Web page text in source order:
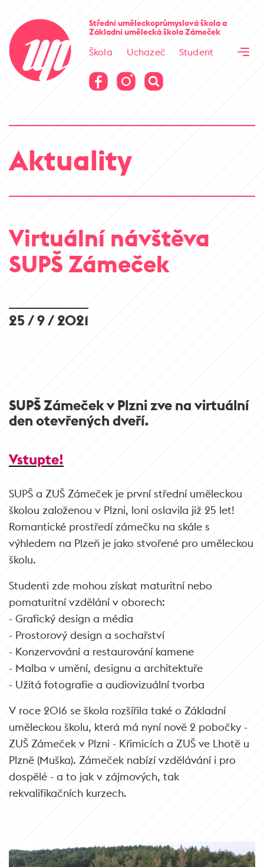
Střední uměleckoprůmyslová školaa
Základní umělecká školaZámeček
Škola Uchazeč
Student
Virtuální prohlídka
Virtuální prohlídka
Aktuality
Virtuální návštěva
SUPŠ Zámeček
25 / 9 / 2021
SUPŠ Zámeček v Plzni zve na virtuální
den otevřených dveří.
Vstupte!
SUPŠ a ZUŠ Zámeček je první střední uměleckou
školou založenou v Plzni, loni oslavila již 25 let!
Romantické prostředí zámečku na skále s
výhledem na Plzeň je jako stvořené pro uměleckou
školu.
Studenti zde mohou získat maturitní nebo
pomaturitní vzdělání v oborech:
- Grafický design a média
- Prostorový design a sochařství
- Konzervování a restaurování kamene
- Malba v umění, designu a architektuře
- Užitá fotografie a audiovizuální tvorba
V roce 2016 se škola rozšířila také o Základní
uměleckou školu, která má nyní nově 2 pobočky -
ZUŠ Zámeček v Plzni - Křimicích a ZUŠ ve Lhotě u
Plzně (Muška). Zámeček nabízí vzdělávání i pro
dospělé - a to jak v zájmových, tak
rekvalifikačních kurzech.